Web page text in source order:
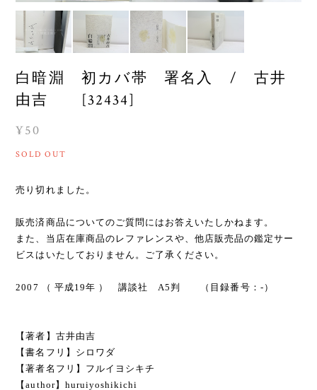
白暗淵 初カバ帯 署名入 / 古井
由吉 [32434]
¥50
SOLD OUT
売り切れました。
販売済商品についてのご質問にはお答えいたしかねます。
また、当店在庫商品のレファレンスや、他店販売品の鑑定サー
ビスはいたしておりません。ご了承ください。
2007 （ 平成19年 ） 講談社 A5判 （目録番号：-）
【著者】古井由吉
【書名フリ】シロワダ
【著者名フリ】フルイヨシキチ
【author】huruiyoshikichi